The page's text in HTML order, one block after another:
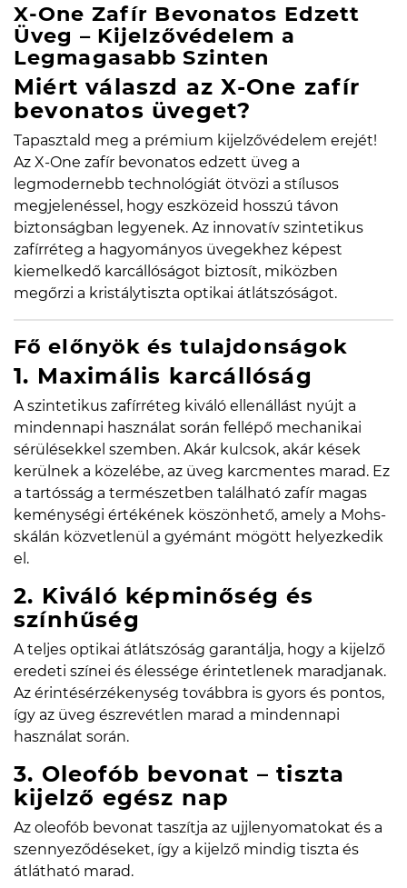
X-One Zafír Bevonatos Edzett
Üveg – Kijelzővédelem a
Legmagasabb Szinten
Miért válaszd az X-One zafír
bevonatos üveget?
Tapasztald meg a prémium kijelzővédelem erejét!
Az X-One zafír bevonatos edzett üveg a
legmodernebb technológiát ötvözi a stílusos
megjelenéssel, hogy eszközeid hosszú távon
biztonságban legyenek. Az innovatív szintetikus
zafírréteg a hagyományos üvegekhez képest
kiemelkedő karcállóságot biztosít, miközben
megőrzi a kristálytiszta optikai átlátszóságot.
Fő előnyök és tulajdonságok
1. Maximális karcállóság
A szintetikus zafírréteg kiváló ellenállást nyújt a
mindennapi használat során fellépő mechanikai
sérülésekkel szemben. Akár kulcsok, akár kések
kerülnek a közelébe, az üveg karcmentes marad. Ez
a tartósság a természetben található zafír magas
keménységi értékének köszönhető, amely a Mohs-
skálán közvetlenül a gyémánt mögött helyezkedik
el.
2. Kiváló képminőség és
színhűség
A teljes optikai átlátszóság garantálja, hogy a kijelző
eredeti színei és élessége érintetlenek maradjanak.
Az érintésérzékenység továbbra is gyors és pontos,
így az üveg észrevétlen marad a mindennapi
használat során.
3. Oleofób bevonat – tiszta
kijelző egész nap
Az oleofób bevonat taszítja az ujjlenyomatokat és a
szennyeződéseket, így a kijelző mindig tiszta és
átlátható marad.